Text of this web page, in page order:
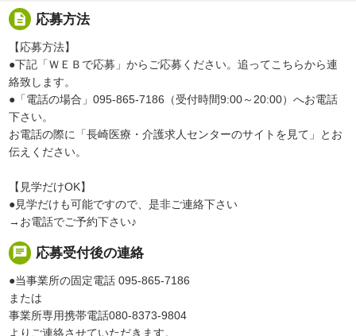
description 応募方法
【応募方法】
●下記「ＷＥＢで応募」からご応募ください。追ってこちらから連
絡致します。
●「電話の場合」095-865-7186（受付時間9:00～20:00）へお電話
下さい。
お電話の際に「長崎医療・介護求人センターのサイトを見て」とお
伝えください。
【見学だけOK】
●見学だけも可能ですので、是非ご連絡下さい
→お電話でご予約下さい♪
chat 応募受付後の連絡
●当事業所の固定電話 095-865-7186
または
事業所専用携帯電話080-8373-9804
よりご連絡させていただきます。